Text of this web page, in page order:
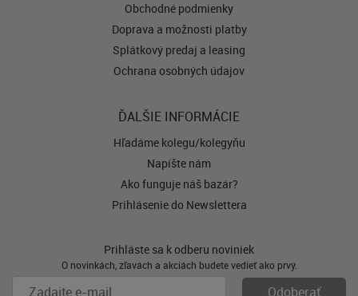
Obchodné podmienky
Doprava a možnosti platby
Splátkový predaj a leasing
Ochrana osobných údajov
ĎALŠIE INFORMÁCIE
Hľadáme kolegu/kolegyňu
Napíšte nám
Ako funguje náš bazár?
Prihlásenie do Newslettera
Prihláste sa k odberu noviniek
O novinkách, zľavách a akciách budete vedieť ako prvý.